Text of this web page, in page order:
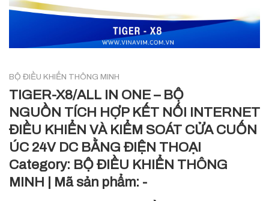
BỘ ĐIỀU KHIỂN THÔNG MINH
TIGER-X8/ALL IN ONE – BỘ
NGUỒN TÍCH HỢP KẾT NỐI INTERNET
ĐIỀU KHIỂN VÀ KIỂM SOÁT CỬA CUỐN
ÚC 24V DC BẰNG ĐIỆN THOẠI
Category: BỘ ĐIỀU KHIỂN THÔNG
MINH
Mã sản phẩm: -